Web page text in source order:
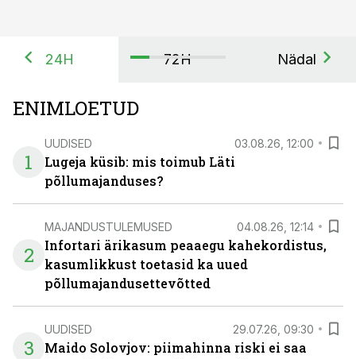
24H 72H Nädal
ENIMLOETUD
1
UUDISED 03.08.26, 12:00
Lugeja küsib: mis toimub Läti
põllumajanduses?
2
MAJANDUSTULEMUSED 04.08.26, 12:14
Infortari ärikasum peaaegu kahekordistus,
kasumlikkust toetasid ka uued
põllumajandusettevõtted
3
UUDISED 29.07.26, 09:30
Maido Solovjov: piimahinna riski ei saa